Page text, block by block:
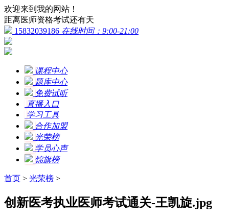
欢迎来到我的网站！
距离医师资格考试还有天
15832039186 在线时间：9:00-21:00
课程中心
题库中心
免费试听
直播入口
学习工具
合作加盟
光荣榜
学员心声
锦旗榜
首页 > 光荣榜 >
创新医考执业医师考试通关-王凯旋.jpg